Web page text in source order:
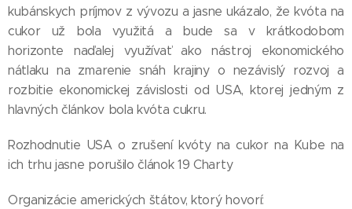
kubánskych príjmov z vývozu a jasne ukázalo, že kvóta na
cukor už bola využitá a bude sa v krátkodobom
horizonte naďalej využívať ako nástroj ekonomického
nátlaku na zmarenie snáh krajiny o nezávislý rozvoj a
rozbitie ekonomickej závislosti od USA, ktorej jedným z
hlavných článkov bola kvóta cukru.
Rozhodnutie USA o zrušení kvóty na cukor na Kube na
ich trhu jasne porušilo článok 19 Charty
Organizácie amerických štátov, ktorý hovorí: